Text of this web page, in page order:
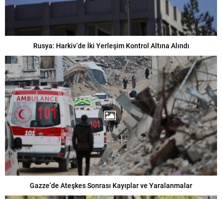
Rusya: Harkiv’de İki Yerleşim Kontrol Altına Alındı
Gazze’de Ateşkes Sonrası Kayıplar ve Yaralanmalar